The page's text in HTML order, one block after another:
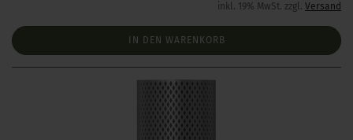
inkl. 19% MwSt. zzgl. Versand
IN DEN WARENKORB